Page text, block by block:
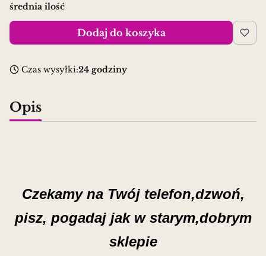
średnia ilość
Dodaj do koszyka
Czas wysyłki:24 godziny
Opis
Czekamy na Twój telefon,dzwoń,
pisz, pogadaj jak w starym,dobrym
sklepie